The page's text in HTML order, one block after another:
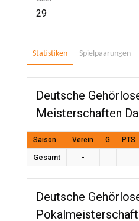
29
Statistiken Spielpaarungen
Deutsche
Meisterschaften
Saison Verein G PTS
Gesamt -
Deutsche